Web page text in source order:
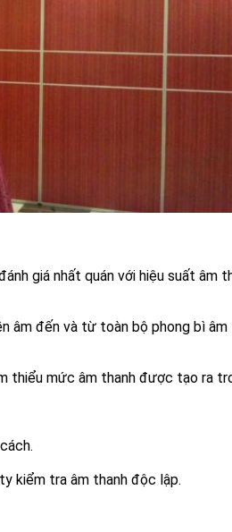
giá nhất quán với hiệu suất âm
âm đến và từ toàn bộ phong bì âm
thiểu mức âm thanh được tạo ra
kiểm tra âm thanh độc lập.